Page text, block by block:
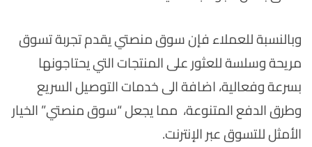
وبالنسبة للعملاء فإن سوق منصتي يقدم تجربة تسوق
مريحة وسلسة للعثور على المنتجات التي يحتاجونها
بسرعة وفعالية، اضافة الى خدمات التوصيل السريع
وطرق الدفع المتنوعة، مما يجعل “سوق منصتي” الخيار
الأمثل للتسوق عبر الإنترنت.